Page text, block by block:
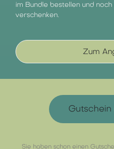
im Bundle bestellen und
verschenken.
Zum
Gutschein
Sie haben schon einen